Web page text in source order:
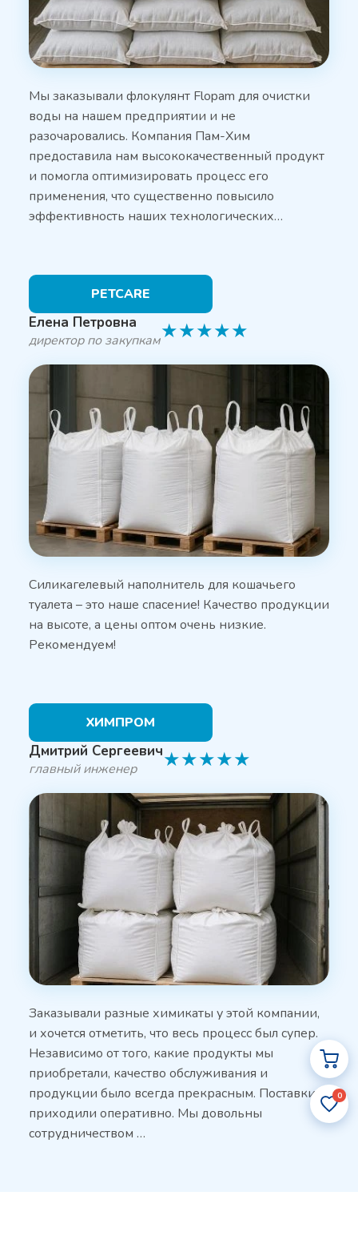
0
Мы заказывали флокулянт Flopam для очистки
воды на нашем предприятии и не
разочаровались. Компания Пам-Хим
предоставила нам высококачественный продукт
и помогла оптимизировать процесс его
применения, что существенно повысило
эффективность наших технологических…
PETCARE
Елена Петровна
директор по закупкам★★★★★
Силикагелевый наполнитель для кошачьего
туалета – это наше спасение! Качество продукции
на высоте, а цены оптом очень низкие.
Рекомендуем!
ХИМПРОМ
Дмитрий Сергеевич
главный инженер ★★★★★
Заказывали разные химикаты у этой компании,
и хочется отметить, что весь процесс был супер.
Независимо от того, какие продукты мы
приобретали, качество обслуживания и
продукции было всегда прекрасным. Поставки
приходили оперативно. Мы довольны
сотрудничеством …